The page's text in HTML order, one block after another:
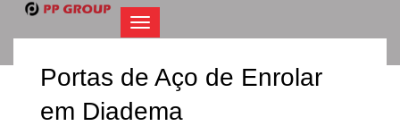
Navegacatilo
Portas de Aço de Enrolar
em Diadema